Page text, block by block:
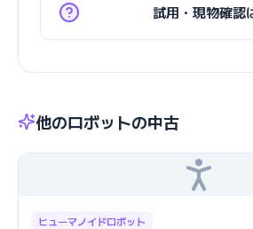
試用・現物確認
他のロボットの中古
ヒューマノイドロボット